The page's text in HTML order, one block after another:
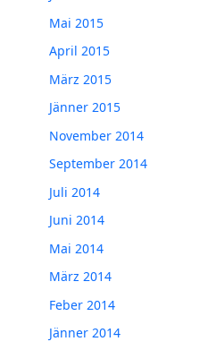
Mai 2015
April 2015
März 2015
Jänner 2015
November 2014
September 2014
Juli 2014
Juni 2014
Mai 2014
März 2014
Feber 2014
Jänner 2014